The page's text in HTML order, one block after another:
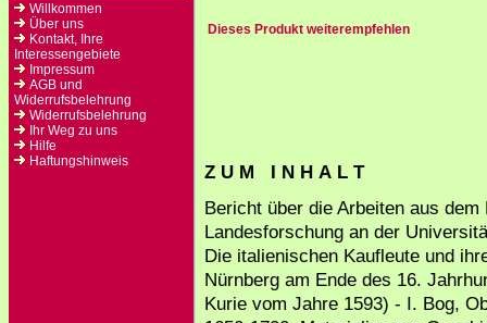
Willkommen
Über uns
Kontakt, Ihre
Interessengebiete
Impressum
AGB und
Widerrufsbelehrung
Widerrufsbelehrung
Ihr Weg zu uns
Hilfe
Haftungshinweis
Dieses Produkt weiterempfehlen
Z U M I N H A L T
Bericht über die Arbeiten aus
Landesforschung an der
Die italienischen Kaufleute und
Nürnberg am Ende des 16.
Kurie vom Jahre 1593) - I. Bog,